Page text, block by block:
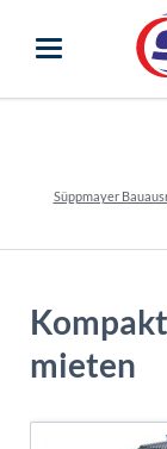
Süppmayer
mieten